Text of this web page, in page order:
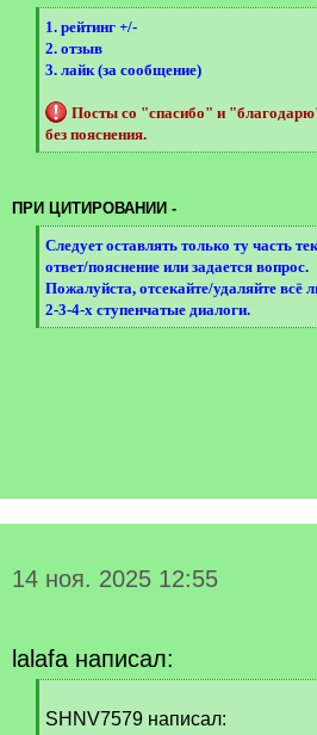
[
q
]
1. рейтинг +/-
2. отзыв
3. лайк (за сообщение)
Посты со "спасибо" и
без пояснения.
[
q
]
ПРИ ЦИТИРОВАНИИ -
[
q
]
Следует оставлять только ту часть
ответ/пояснение или задается вопрос.
Пожалуйста, отсекайте/удаляйте всё
2-3-4-х ступенчатые диалоги.
[
14 ноя. 2025 12:55
lalafa написал:
q
SHNV7579 написал: